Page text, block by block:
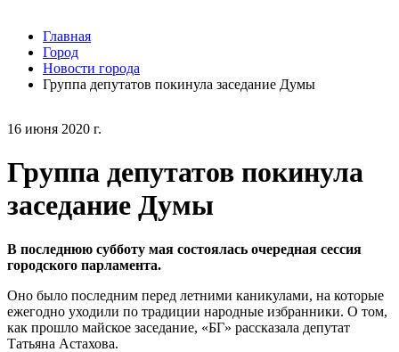
16 июня 2020 г.
Группа депутатов покинула
заседание Думы
В последнюю субботу мая состоялась очередная сессия
городского парламента.
Оно было последним перед летними каникулами, на которые
ежегодно уходили по традиции народные избранники. О том,
как прошло майское заседание, «БГ» рассказала депутат
Татьяна Астахова.
Главная
Город
Новости города
Группа депутатов покинула заседание Думы